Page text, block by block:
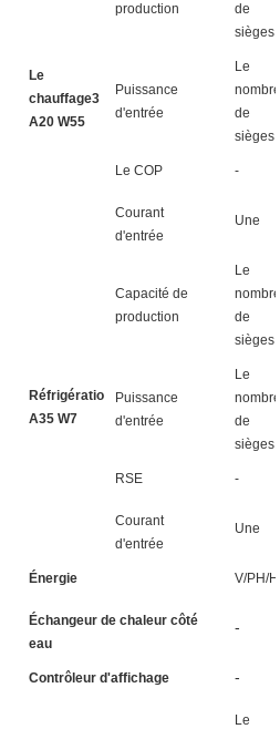
Le
chauffage3
A20 W55
production
de
sièges
Puissance
d'entrée
Le
nombre
de
sièges
Le COP -
Courant
d'entrée
Une
Réfrigération4
A35 W7
Capacité de
production
Le
nombre
de
sièges
Puissance
d'entrée
Le
nombre
de
sièges
RSE -
Courant
d'entrée
Une
Énergie V/PH/HZ
Échangeur de chaleur côté
eau
-
Contrôleur d'affichage -
Le